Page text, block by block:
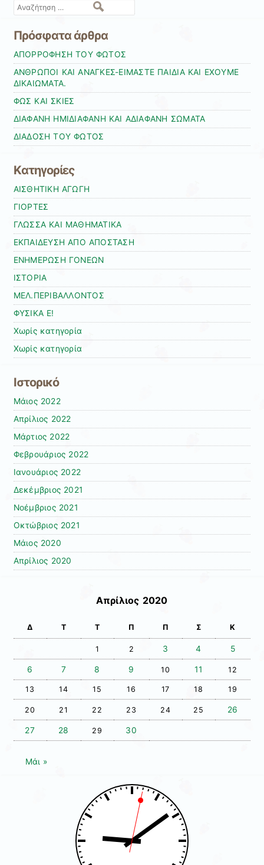
Αναζήτηση
Πρόσφατα άρθρα
ΑΠΟΡΡΟΦΗΣΗ ΤΟΥ ΦΩΤΟΣ
ΑΝΘΡΩΠΟΙ ΚΑΙ ΑΝΑΓΚΕΣ-ΕΙΜΑΣΤΕ ΠΑΙΔΙΑ ΚΑΙ ΕΧΟΥΜΕ
ΔΙΚΑΙΩΜΑΤΑ.
ΦΩΣ ΚΑΙ ΣΚΙΕΣ
ΔΙΑΦΑΝΗ ΗΜΙΔΙΑΦΑΝΗ ΚΑΙ ΑΔΙΑΦΑΝΗ ΣΩΜΑΤΑ
ΔΙΑΔΟΣΗ ΤΟΥ ΦΩΤΟΣ
Kατηγορίες
ΑΙΣΘΗΤΙΚΗ ΑΓΩΓΗ
ΓΙΟΡΤΕΣ
ΓΛΩΣΣΑ ΚΑΙ ΜΑΘΗΜΑΤΙΚΑ
ΕΚΠΑΙΔΕΥΣΗ ΑΠΟ ΑΠΟΣΤΑΣΗ
ΕΝΗΜΕΡΩΣΗ ΓΟΝΕΩΝ
ΙΣΤΟΡΙΑ
ΜΕΛ.ΠΕΡΙΒΑΛΛΟΝΤΟΣ
ΦΥΣΙΚΑ Ε!
Χωρίς κατηγορία
Χωρίς κατηγορία
Ιστορικό
Μάιος 2022
Απρίλιος 2022
Μάρτιος 2022
Φεβρουάριος 2022
Ιανουάριος 2022
Δεκέμβριος 2021
Νοέμβριος 2021
Οκτώβριος 2021
Μάιος 2020
Απρίλιος 2020
Απρίλιος 2020
Δ Τ Τ Π Π Σ Κ
1 2 3 4 5
6 7 8 9 10 11 12
13 14 15 16 17 18 19
20 21 22 23 24 25 26
27 28 29 30
Μάι »